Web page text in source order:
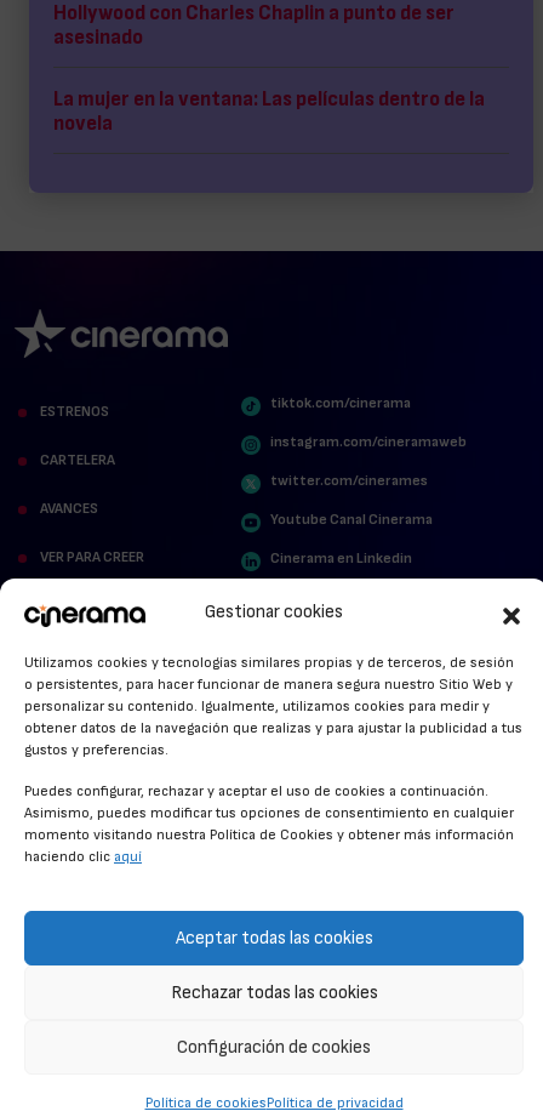
Gestionar cookies
Utilizamos cookies y tecnologías similares propias y de terceros, de sesión
o persistentes, para hacer funcionar de manera segura nuestro Sitio Web y
personalizar su contenido. Igualmente, utilizamos cookies para medir y
obtener datos de la navegación que realizas y para ajustar la publicidad a tus
gustos y preferencias.
Puedes configurar, rechazar y aceptar el uso de cookies a continuación.
Asimismo, puedes modificar tus opciones de consentimiento en cualquier
momento visitando nuestra Política de Cookies y obtener más información
haciendo clic aquí
Aceptar todas las cookies
Rechazar todas las cookies
Configuración de cookies
Política de cookiesPolítica de privacidad
Hollywood con Charles Chaplin a punto de ser
asesinado
La mujer en la ventana: Las películas dentro de la
novela
ESTRENOS
CARTELERA
AVANCES
VER PARA CREER
MIRA QUIÉN HABLA
ALFOMBRA ROJA
ANUNCIOS DE CINE
tiktok.com/cinerama
instagram.com/cineramaweb
twitter.com/cinerames
Youtube Canal Cinerama
Cinerama en Linkedin
POLÍTICA DE PRIVACIDAD
© CINERAMA 2026